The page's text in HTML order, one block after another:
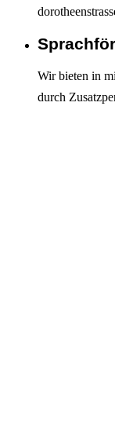
Interagieren
Wir bieten in
durch